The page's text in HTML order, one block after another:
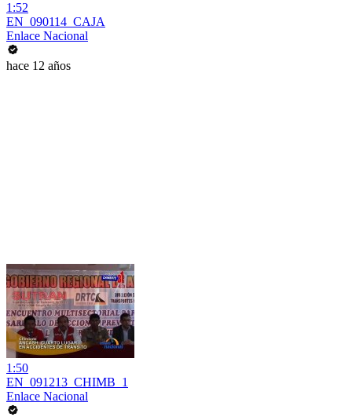
1:52
EN_090114_CAJA
Enlace Nacional
hace 12 años
1:50
EN_091213_CHIMB_1
Enlace Nacional